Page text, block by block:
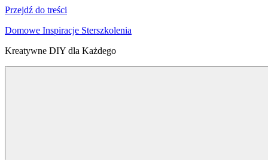
Przejdź do treści
Domowe Inspiracje Sterszkolenia
Kreatywne DIY dla Każdego